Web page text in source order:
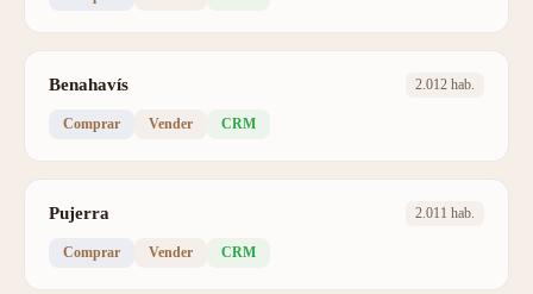
Benahavís 2.012 hab.
Comprar Vender CRM
Pujerra 2.011 hab.
Comprar Vender CRM